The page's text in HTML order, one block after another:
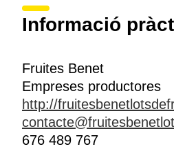
Informació
Fruites Benet
Empreses productores
http://
676 489 767